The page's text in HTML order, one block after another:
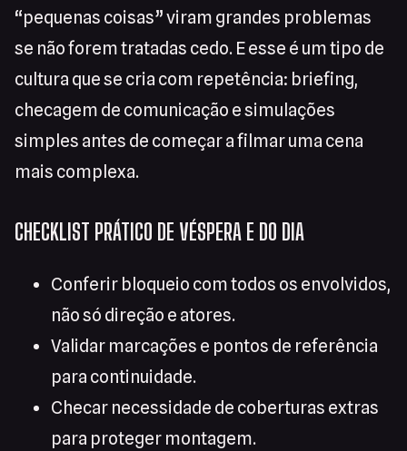
“pequenas coisas” viram grandes problemas
se não forem tratadas cedo. E esse é um tipo de
cultura que se cria com repetência: briefing,
checagem de comunicação e simulações
simples antes de começar a filmar uma cena
mais complexa.
CHECKLIST PRÁTICO DE VÉSPERA E DO DIA
Conferir bloqueio com todos os envolvidos,
não só direção e atores.
Validar marcações e pontos de referência
para continuidade.
Checar necessidade de coberturas extras
para proteger montagem.